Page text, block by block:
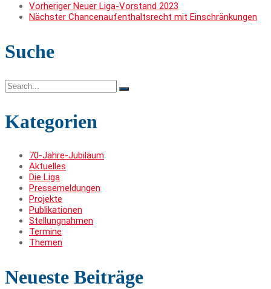
Vorheriger Neuer Liga-Vorstand 2023
Nächster Chancenaufenthaltsrecht mit Einschränkungen
Suche
Search
for:
Kategorien
70-Jahre-Jubiläum
Aktuelles
Die Liga
Pressemeldungen
Projekte
Publikationen
Stellungnahmen
Termine
Themen
Neueste Beiträge